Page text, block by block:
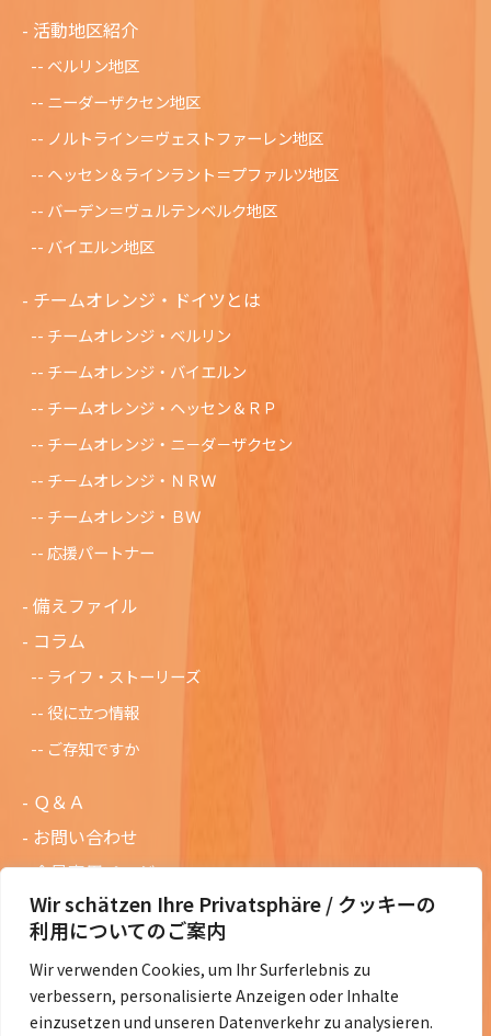
Wir schätzen Ihre Privatsphäre / クッキーの
利用についてのご案内
Wir verwenden Cookies, um Ihr Surferlebnis zu
verbessern, personalisierte Anzeigen oder Inhalte
einzusetzen und unseren Datenverkehr zu analysieren.
活動地区紹介
ベルリン地区
ニーダーザクセン地区
ノルトライン＝ヴェストファーレン地区
ヘッセン＆ラインラント＝プファルツ地区
バーデン＝ヴュルテンベルク地区
バイエルン地区
チームオレンジ・ドイツとは
チームオレンジ・ベルリン
チームオレンジ・バイエルン
チームオレンジ・ヘッセン＆ＲＰ
チームオレンジ・ニ－ダ－ザクセン
チ－ムオレンジ・ＮＲＷ
チームオレンジ・ＢＷ
応援パートナー
備えファイル
コラム
ライフ・ストーリーズ
役に立つ情報
ご存知ですか
Ｑ＆Ａ
お問い合わせ
会員専用ページ
ニュースレターバックナンバー
過去の講演資料
総会議事録
定款・会費規定など